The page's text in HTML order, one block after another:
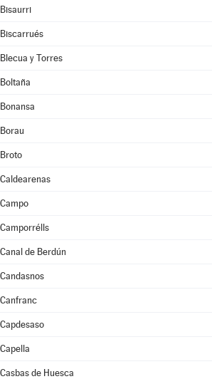
Bisaurri
Biscarrués
Blecua y Torres
Boltaña
Bonansa
Borau
Broto
Caldearenas
Campo
Camporrélls
Canal de Berdún
Candasnos
Canfranc
Capdesaso
Capella
Casbas de Huesca